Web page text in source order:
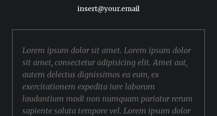
insert@your.email
Lorem ipsum dolor sit amet. Lorem ipsum dolor
sit amet, consectetur adipisicing elit. Amet aut,
autem delectus dignissimos ea eum, ex
exercitationem expedita iure laborum
laudantium modi non numquam pariatur rerum
sapiente soluta tempore vel. Lorem ipsum dolor